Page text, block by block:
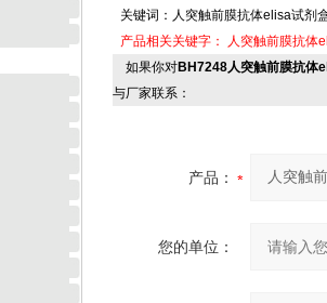
关键词：人突触前膜抗体elisa试剂
产品相关关键字：
人突触前膜抗体
如果你对BH7248人突触前膜抗体
与厂家联系：
产品：
您的单位：